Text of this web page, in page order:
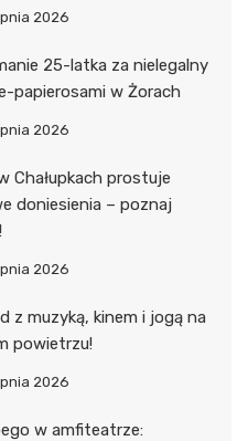
2026
25-latka za nielegalny
papierosami w Żorach
2026
Chałupkach prostuje
doniesienia – poznaj
2026
z muzyką, kinem i jogą na
powietrzu!
2026
w amfiteatrze: